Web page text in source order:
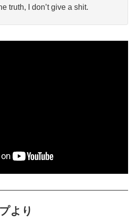
truth, I don’t give a shit.
より